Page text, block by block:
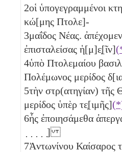
2οἱ ὑπογεγραμμένοι
κώ[μης Πτολε]-
3μαΐδος Νέας.
ἐπισταλείσας ἡ[μ]ε̣[ῖν]
4ὑπὸ Πτολεμαίου
Πολέμωνος μερίδος
5τὴν στρ(ατηγίαν) τῆς
μερίδος ὑπὲρ τε̣[ιμῆς]
6ἧς ἐποιησάμεθα
̣ ̣ ̣ ̣ ̣]
7Ἀντωνίνου Καίσαρος